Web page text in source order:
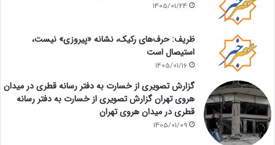
1405/01/24
ظریف: حرف‌های رکیک، نشانه «پیروزی» نیست،
استیصال است
1405/01/16
گزارش تصویری از خسارت به دفتر رسانه قطری در میدان
هروی تهران گزارش تصویری از خسارت به دفتر رسانه
قطری در میدان هروی تهران
1405/01/09